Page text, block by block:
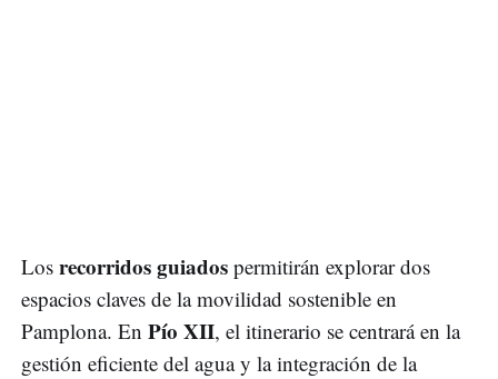
Los recorridos guiados permitirán explorar dos
espacios claves de la movilidad sostenible en
Pamplona. En Pío XII, el itinerario se centrará en la
gestión eficiente del agua y la integración de la